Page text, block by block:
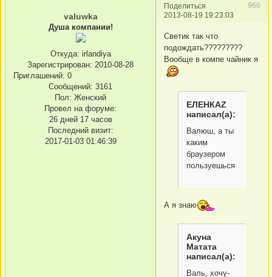
Поделиться
966
2013-08-19 19:23:03
valuwka
Душа компании!
Откуда: irlandiya
Зарегистрирован: 2010-08-28
Приглашений: 0
Сообщений: 3161
Пол: Женский
Провел на форуме:
26 дней 17 часов
Последний визит:
2017-01-03 01:46:39
Светик так что
подождать?????????
Вообще в компе чайник я
ЕЛЕНКАZ
написал(а):
Валюш, а ты
каким
браузером
пользуешься
А я знаю
Акуна
Матата
написал(а):
Валь, хочу-